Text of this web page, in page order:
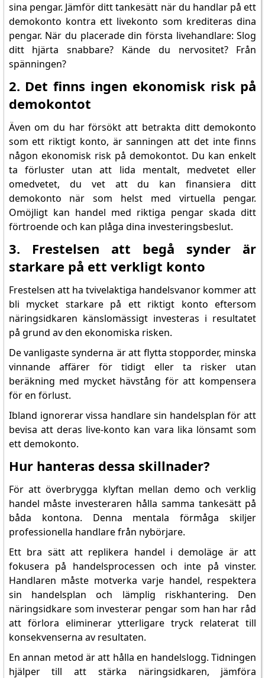
sina pengar. Jämför ditt tankesätt när du handlar på ett
demokonto kontra ett livekonto som krediteras dina
pengar. När du placerade din första livehandlare: Slog
ditt hjärta snabbare? Kände du nervositet? Från
spänningen?
2. Det finns ingen ekonomisk risk på
demokontot
Även om du har försökt att betrakta ditt demokonto
som ett riktigt konto, är sanningen att det inte finns
någon ekonomisk risk på demokontot. Du kan enkelt
ta förluster utan att lida mentalt, medvetet eller
omedvetet, du vet att du kan finansiera ditt
demokonto när som helst med virtuella pengar.
Omöjligt kan handel med riktiga pengar skada ditt
förtroende och kan plåga dina investeringsbeslut.
3. Frestelsen att begå synder är
starkare på ett verkligt konto
Frestelsen att ha tvivelaktiga handelsvanor kommer att
bli mycket starkare på ett riktigt konto eftersom
näringsidkaren känslomässigt investeras i resultatet
på grund av den ekonomiska risken.
De vanligaste synderna är att flytta stopporder, minska
vinnande affärer för tidigt eller ta risker utan
beräkning med mycket hävstång för att kompensera
för en förlust.
Ibland ignorerar vissa handlare sin handelsplan för att
bevisa att deras live-konto kan vara lika lönsamt som
ett demokonto.
Hur hanteras dessa skillnader?
För att överbrygga klyftan mellan demo och verklig
handel måste investeraren hålla samma tankesätt på
båda kontona. Denna mentala förmåga skiljer
professionella handlare från nybörjare.
Ett bra sätt att replikera handel i demoläge är att
fokusera på handelsprocessen och inte på vinster.
Handlaren måste motverka varje handel, respektera
sin handelsplan och lämplig riskhantering. Den
näringsidkare som investerar pengar som han har råd
att förlora eliminerar ytterligare tryck relaterat till
konsekvenserna av resultaten.
En annan metod är att hålla en handelslogg. Tidningen
hjälper till att stärka näringsidkaren, jämföra